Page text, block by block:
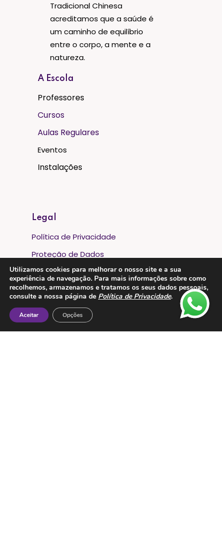
Tradicional Chinesa
acreditamos que a saúde é
um caminho de equilíbrio
entre o corpo, a mente e a
natureza.
A Escola
Professores
Cursos
Aulas Regulares
Eventos
Instalações
Legal
Política de Privacidade
Proteção de Dados
Livro de Reclamações
Metodos de Pagamento:
Utilizamos cookies para melhorar o nosso site e a sua
experiência de navegação. Para mais informações sobre como
recolhemos, armazenamos e tratamos os seus dados pessoais,
consulte a nossa página de Política de Privacidade.
Aceitar Opções